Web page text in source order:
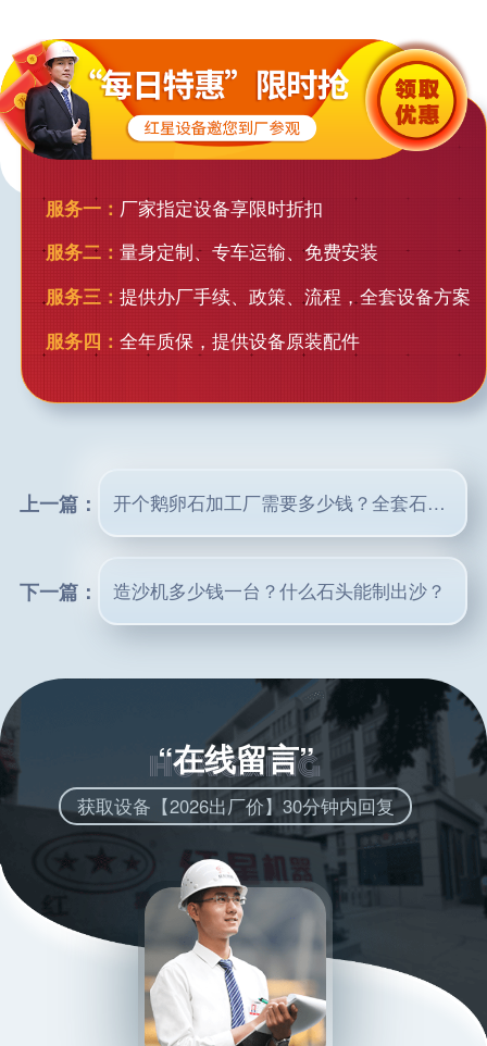
服务一： 厂家指定设备享限时折扣
服务二： 量身定制、专车运输、免费安装
服务三： 提供办厂手续、政策、流程，全套设备方案
服务四： 全年质保，提供设备原装配件
上一篇： 开个鹅卵石加工厂需要多少钱？全套石料设备为您减少投资压力
下一篇： 造沙机多少钱一台？什么石头能制出沙？
“在线留言”
获取设备【2026出厂价】30分钟内回复